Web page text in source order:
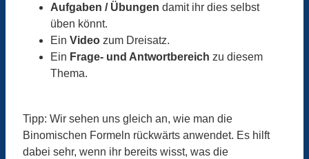
Aufgaben / Übungen damit ihr dies selbst
üben könnt.
Ein Video zum Dreisatz.
Ein Frage- und Antwortbereich zu diesem
Thema.
Tipp: Wir sehen uns gleich an, wie man die
Binomischen Formeln rückwärts anwendet. Es hilft
dabei sehr, wenn ihr bereits wisst, was die